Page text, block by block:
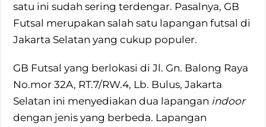
satu ini sudah sering terdengar. Pasalnya, GB
Futsal merupakan salah satu lapangan futsal di
Jakarta Selatan yang cukup populer.
GB Futsal yang berlokasi di Jl. Gn. Balong Raya
No.mor 32A, RT.7/RW.4, Lb. Bulus, Jakarta
Selatan ini menyediakan dua lapangan indoor
dengan jenis yang berbeda. Lapangan